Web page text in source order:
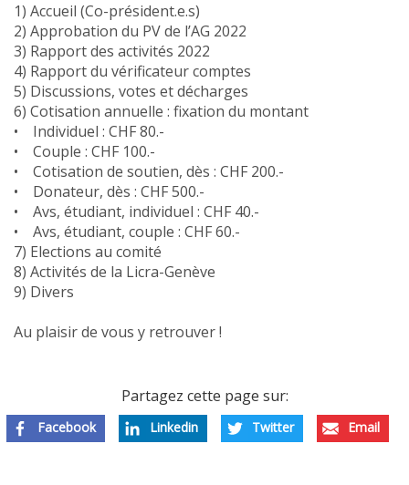
1) Accueil (Co-président.e.s)
2) Approbation du PV de l’AG 2022
3) Rapport des activités 2022
4) Rapport du vérificateur comptes
5) Discussions, votes et décharges
6) Cotisation annuelle : fixation du montant
• Individuel : CHF 80.-
• Couple : CHF 100.-
• Cotisation de soutien, dès : CHF 200.-
• Donateur, dès : CHF 500.-
• Avs, étudiant, individuel : CHF 40.-
• Avs, étudiant, couple : CHF 60.-
7) Elections au comité
8) Activités de la Licra-Genève
9) Divers
Au plaisir de vous y retrouver !
Partagez cette page sur:
Facebook Linkedin Twitter Email